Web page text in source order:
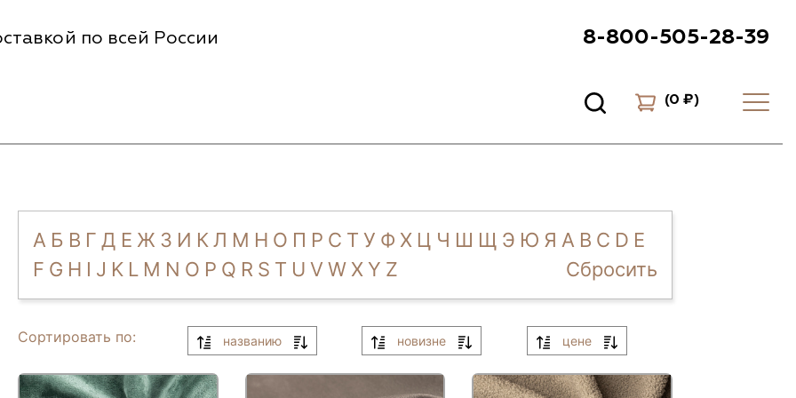
по всей России 8-800-505-28-39
(0 ₽)
А Б В Г Д Е Ж З И К Л М Н О П Р С Т У Ф Х Ц Ч Ш Щ Э Ю Я A B C D E
F G H I J K L M N O P Q R S T U V W XY Z Сбросить
Сортировать по: названию новизне цене